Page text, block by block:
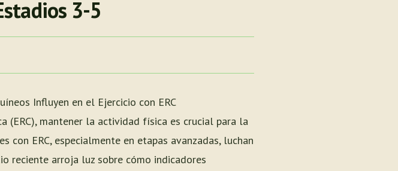
3-5
Influyen en el Ejercicio con ERC
(ERC), mantener la actividad física es crucial para la
con ERC, especialmente en etapas avanzadas, luchan
reciente arroja luz sobre cómo indicadores